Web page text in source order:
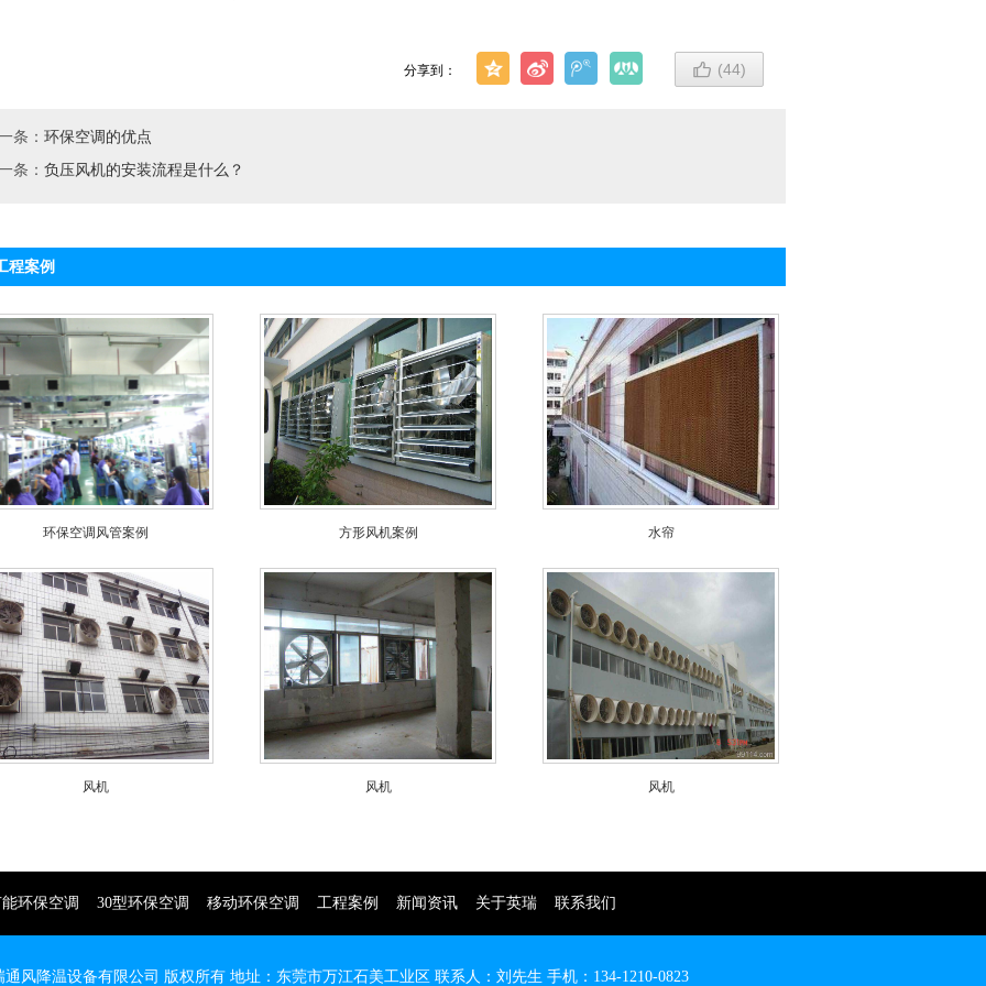
 (44)
分享到：
条： 环保空调的优点
条： 负压风机的安装流程是什么？
程案例
环保空调风管案例 方形风机案例 水帘
风机 风机 风机
环保空调 30型环保空调 移动环保空调 工程案例 新闻资讯 关于英瑞 联系我们
风降温设备有限公司 版权所有 地址：东莞市万江石美工业区 联系人：刘先生 手机：134-1210-0823